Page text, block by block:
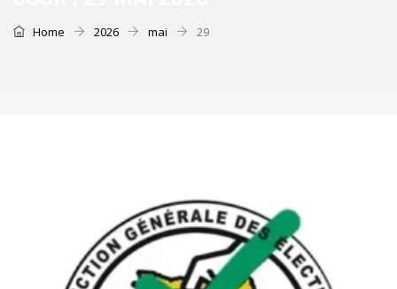
Home 2026 mai 29